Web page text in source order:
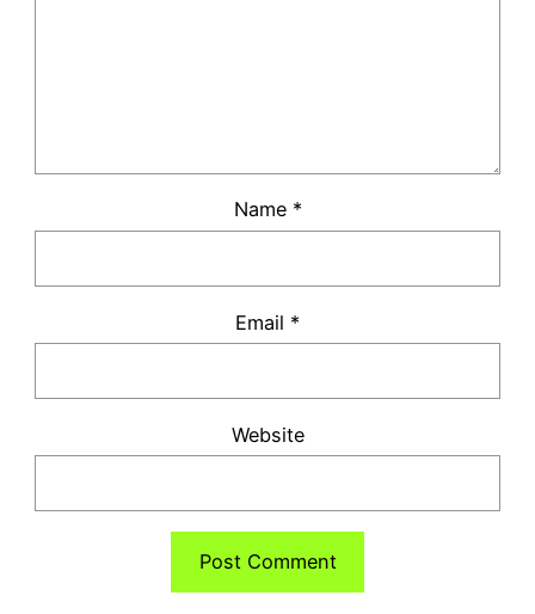
Name *
Email *
Website